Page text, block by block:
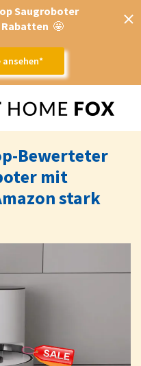
Saugroboter
Rabatten 🤩
ansehen*
Bewerteter
mit
stark